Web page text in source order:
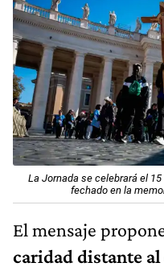
La Jornada se celebrará el
fechado en la
El mensaje
caridad distante